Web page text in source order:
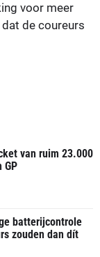
voor meer
de coureurs
van ruim 23.000
GP
batterijcontrole
zouden dan dít